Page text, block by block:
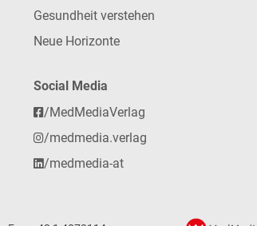
Gesundheit verstehen
Neue Horizonte
Social Media
/MedMediaVerlag
/medmedia.verlag
/medmedia-at